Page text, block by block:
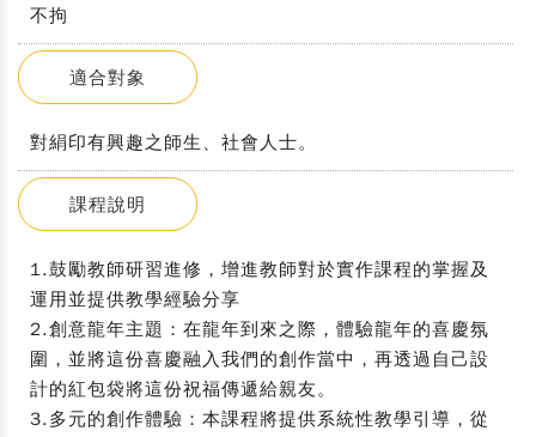
不拘
適合對象
對絹印有興趣之師生、社會人士。
課程說明
1.鼓勵教師研習進修，增進教師對於實作課程的掌握及
運用並提供教學經驗分享
2.創意龍年主題：在龍年到來之際，體驗龍年的喜慶氛
圍，並將這份喜慶融入我們的創作當中，再透過自己設
計的紅包袋將這份祝福傳遞給親友。
3.多元的創作體驗：本課程將提供系統性教學引導，從